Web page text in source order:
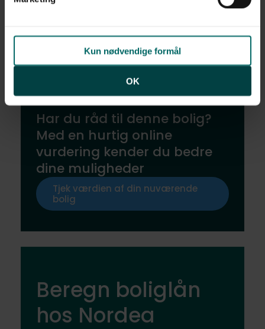
Kun nødvendige formål
OK
Har du råd til denne bolig?
Med en hurtig online
vurdering kender du bedre
dine muligheder
Tjek værdien af din nuværende
bolig
Beregn boliglån
hos Nordea